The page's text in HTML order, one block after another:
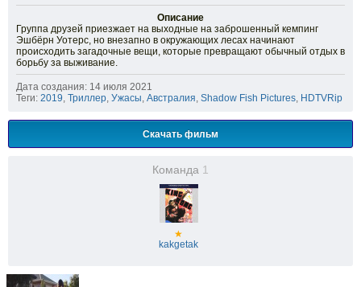
Описание
Группа друзей приезжает на выходные на заброшенный кемпинг
Эшбёрн Уотерс, но внезапно в окружающих лесах начинают
происходить загадочные вещи, которые превращают обычный отдых в
борьбу за выживание.
Дата создания: 14 июля 2021
Теги: 2019, Триллер, Ужасы, Австралия, Shadow Fish Pictures, HDTVRip
Скачать фильм
Команда 1
★
kakgetak